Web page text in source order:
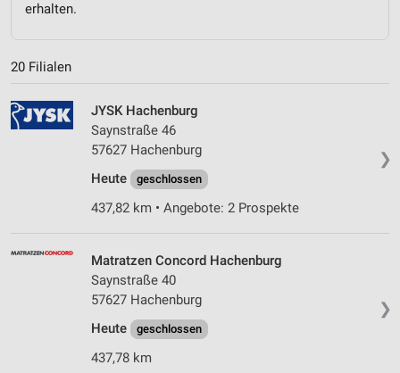
erhalten.
20 Filialen
❯
JYSK Hachenburg
Saynstraße 46
57627 Hachenburg
Heute
geschlossen
437,82 km • Angebote: 2 Prospekte
❯
Matratzen Concord Hachenburg
Saynstraße 40
57627 Hachenburg
Heute
geschlossen
437,78 km